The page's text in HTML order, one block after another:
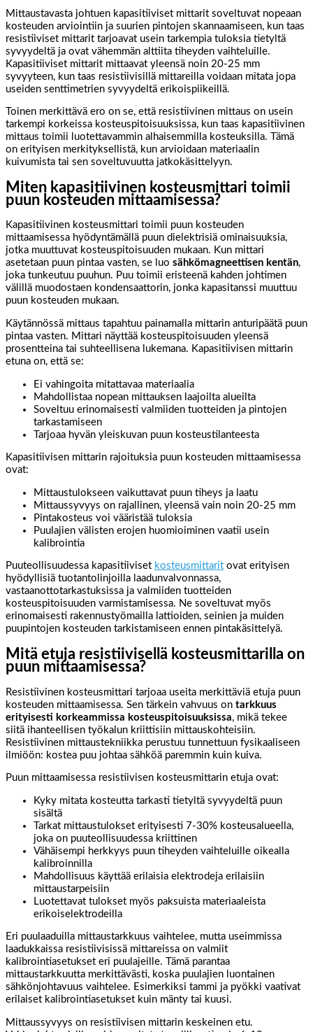
Mittaustavasta johtuen kapasitiiviset mittarit soveltuvat nopeaan
kosteuden arviointiin ja suurien pintojen skannaamiseen, kun taas
resistiiviset mittarit tarjoavat usein tarkempia tuloksia tietyltä
syvyydeltä ja ovat vähemmän alttiita tiheyden vaihteluille.
Kapasitiiviset mittarit mittaavat yleensä noin 20-25 mm
syvyyteen, kun taas resistiivisillä mittareilla voidaan mitata jopa
useiden senttimetrien syvyydeltä erikoispiikeillä.
Toinen merkittävä ero on se, että resistiivinen mittaus on usein
tarkempi korkeissa kosteuspitoisuuksissa, kun taas kapasitiivinen
mittaus toimii luotettavammin alhaisemmilla kosteuksilla. Tämä
on erityisen merkityksellistä, kun arvioidaan materiaalin
kuivumista tai sen soveltuvuutta jatkokäsittelyyn.
Miten kapasitiivinen kosteusmittari toimii
puun kosteuden mittaamisessa?
Kapasitiivinen kosteusmittari toimii puun kosteuden
mittaamisessa hyödyntämällä puun dielektrisiä ominaisuuksia,
jotka muuttuvat kosteuspitoisuuden mukaan. Kun mittari
asetetaan puun pintaa vasten, se luo sähkömagneettisen kentän,
joka tunkeutuu puuhun. Puu toimii eristeenä kahden johtimen
välillä muodostaen kondensaattorin, jonka kapasitanssi muuttuu
puun kosteuden mukaan.
Käytännössä mittaus tapahtuu painamalla mittarin anturipäätä puun
pintaa vasten. Mittari näyttää kosteuspitoisuuden yleensä
prosentteina tai suhteellisena lukemana. Kapasitiivisen mittarin
etuna on, että se:
Ei vahingoita mitattavaa materiaalia
Mahdollistaa nopean mittauksen laajoilta alueilta
Soveltuu erinomaisesti valmiiden tuotteiden ja pintojen
tarkastamiseen
Tarjoaa hyvän yleiskuvan puun kosteustilanteesta
Kapasitiivisen mittarin rajoituksia puun kosteuden mittaamisessa
ovat:
Mittaustulokseen vaikuttavat puun tiheys ja laatu
Mittaussyvyys on rajallinen, yleensä vain noin 20-25 mm
Pintakosteus voi vääristää tuloksia
Puulajien välisten erojen huomioiminen vaatii usein
kalibrointia
Puuteollisuudessa kapasitiiviset kosteusmittarit ovat erityisen
hyödyllisiä tuotantolinjoilla laadunvalvonnassa,
vastaanottotarkastuksissa ja valmiiden tuotteiden
kosteuspitoisuuden varmistamisessa. Ne soveltuvat myös
erinomaisesti rakennustyömailla lattioiden, seinien ja muiden
puupintojen kosteuden tarkistamiseen ennen pintakäsittelyä.
Mitä etuja resistiivisellä kosteusmittarilla on
puun mittaamisessa?
Resistiivinen kosteusmittari tarjoaa useita merkittäviä etuja puun
kosteuden mittaamisessa. Sen tärkein vahvuus on tarkkuus
erityisesti korkeammissa kosteuspitoisuuksissa, mikä tekee
siitä ihanteellisen työkalun kriittisiin mittauskohteisiin.
Resistiivinen mittaustekniikka perustuu tunnettuun fysikaaliseen
ilmiöön: kostea puu johtaa sähköä paremmin kuin kuiva.
Puun mittaamisessa resistiivisen kosteusmittarin etuja ovat:
Kyky mitata kosteutta tarkasti tietyltä syvyydeltä puun
sisältä
Tarkat mittaustulokset erityisesti 7-30% kosteusalueella,
joka on puuteollisuudessa kriittinen
Vähäisempi herkkyys puun tiheyden vaihteluille oikealla
kalibroinnilla
Mahdollisuus käyttää erilaisia elektrodeja erilaisiin
mittaustarpeisiin
Luotettavat tulokset myös paksuista materiaaleista
erikoiselektrodeilla
Eri puulaaduilla mittaustarkkuus vaihtelee, mutta useimmissa
laadukkaissa resistiivisissä mittareissa on valmiit
kalibrointiasetukset eri puulajeille. Tämä parantaa
mittaustarkkuutta merkittävästi, koska puulajien luontainen
sähkönjohtavuus vaihtelee. Esimerkiksi tammi ja pyökki vaativat
erilaiset kalibrointiasetukset kuin mänty tai kuusi.
Mittaussyvyys on resistiivisen mittarin keskeinen etu.